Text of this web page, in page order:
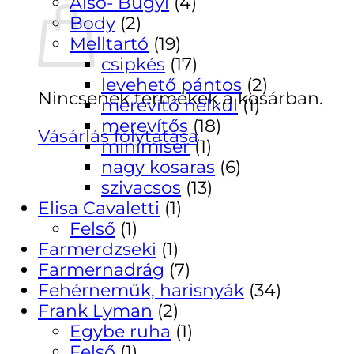
Nincsenek termékek a kosárban.
Vásárlás folytatása
Body (2)
Melltartó (19)
csipkés (17)
levehető pántos (2)
merevítő nélkül (1)
merevítős (18)
minimiser (1)
nagy kosaras (6)
szivacsos (13)
Elisa Cavaletti (1)
Felső (1)
Farmerdzseki (1)
Farmernadrág (7)
Fehérneműk, harisnyák (34)
Frank Lyman (2)
Egybe ruha (1)